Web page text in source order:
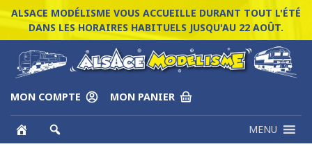
ALSACE MODÉLISME VOUS ACCUEILLE DURANT TOUT L'ÉTÉ
DANS LES HORAIRES HABITUELS JUSQU'AU 22 AOÛT.
MON COMPTE MON PANIER
MENU